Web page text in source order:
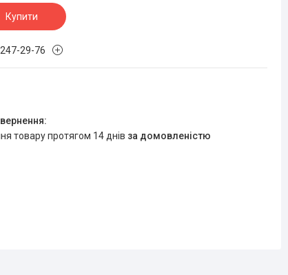
Купити
29-76
товару протягом 14 днів за домовленістю